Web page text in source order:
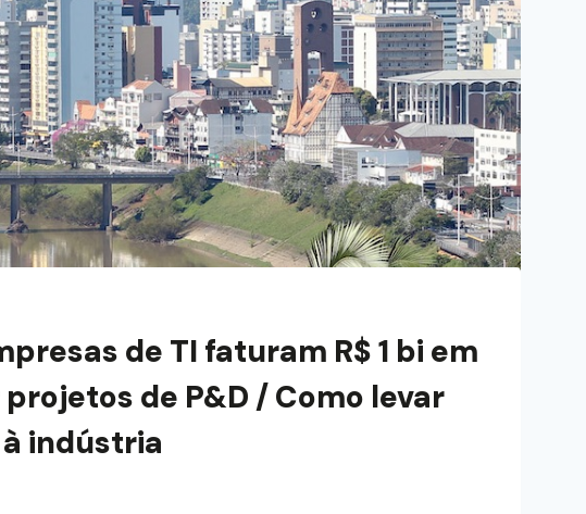
de TI faturam R$ 1 bi em
de P&D / Como levar
indústria